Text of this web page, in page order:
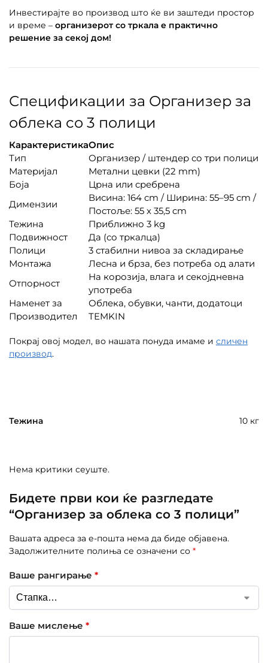
Инвестирајте во производ што ќе ви заштеди простор
и време – организерот со тркала е практично
решение за секој дом!
Спецификации за Организер за
облека со 3 полици
КарактеристикаОпис
Тип
Организер / штендер со три полици
Материјал
Метални цевки (22 mm)
Боја
Црна или сребрена
Димензии
Висина: 164 cm / Ширина: 55–95 cm /
Постоље: 55 x 35,5 cm
Тежина
Приближно 3 kg
Подвижност
Да (со тркалца)
Полици
3 стабилни нивоа за складирање
Монтажа
Лесна и брза, без потреба од алати
Отпорност
На корозија, влага и секојдневна
употреба
Наменет за
Облека, обувки, чанти, додатоци
Производител
TEMKIN
Покрај овој модел, во нашата понуда имаме и сличен
производ.
Тежина 10 кг
Нема критики сеуште.
Бидете први кои ќе разгледате
“Организер за облека со 3 полици”
Вашата адреса за е-пошта нема да биде објавена.
Задолжителните полиња се означени со *
Ваше рангирање *
Ваше мислење *